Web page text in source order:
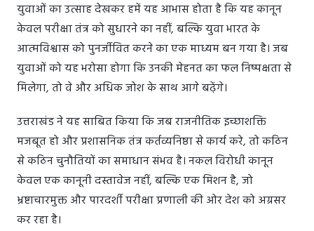
युवाओं का उत्साह देखकर हमें यह आभास होता है कि यह कानून
केवल परीक्षा तंत्र को सुधारने का नहीं, बल्कि युवा भारत के
आत्मविश्वास को पुनर्जीवित करने का एक माध्यम बन गया है। जब
युवाओं को यह भरोसा होगा कि उनकी मेहनत का फल निष्पक्षता से
मिलेगा, तो वे और अधिक जोश के साथ आगे बढ़ेंगे।
उत्तराखंड ने यह साबित किया कि जब राजनीतिक इच्छाशक्ति
मजबूत हो और प्रशासनिक तंत्र कर्तव्यनिष्ठा से कार्य करे, तो कठिन
से कठिन चुनौतियों का समाधान संभव है। नकल विरोधी कानून
केवल एक कानूनी दस्तावेज नहीं, बल्कि एक मिशन है, जो
भ्रष्टाचारमुक्त और पारदर्शी परीक्षा प्रणाली की ओर देश को अग्रसर
कर रहा है।